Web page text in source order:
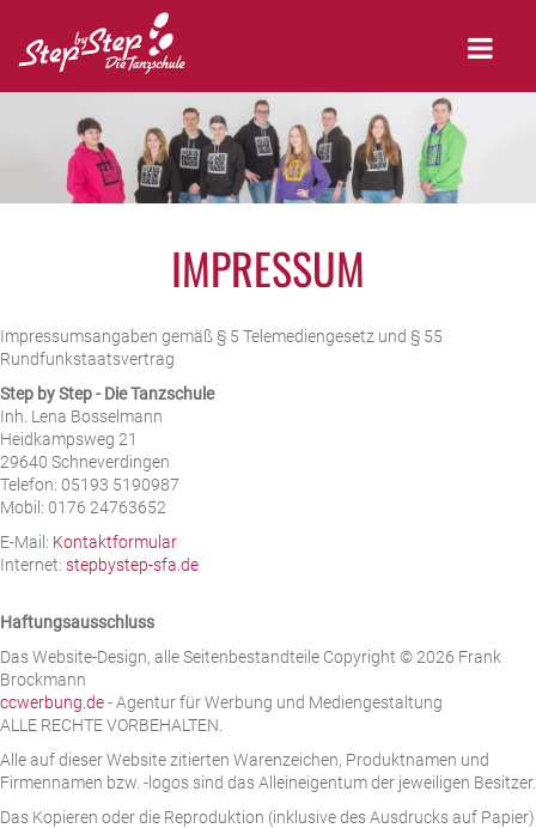
IMPRESSUM
Impressumsangaben gemäß § 5 Telemediengesetz und § 55
Rundfunkstaatsvertrag
Step by Step - Die Tanzschule
Inh. Lena Bosselmann
Heidkampsweg 21
29640 Schneverdingen
Telefon: 05193 5190987
Mobil: 0176 24763652
E-Mail: Kontaktformular
Internet: stepbystep-sfa.de
Haftungsausschluss
Das Website-Design, alle Seitenbestandteile Copyright © 2026 Frank
Brockmann
ccwerbung.de- Agentur für Werbung und Mediengestaltung
ALLE RECHTE VORBEHALTEN.
Alle auf dieser Website zitierten Warenzeichen, Produktnamen und
Firmennamen bzw. -logos sind das Alleineigentum der jeweiligen Besitzer.
Das Kopieren oder die Reproduktion (inklusive des Ausdrucks auf Papier)